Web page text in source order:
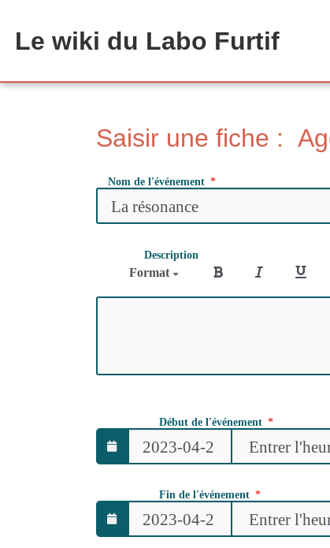
Le wiki du Labo Furtif
Saisir une fiche :
Nom de l'événement
Description
Format
Début de l'événement
Fin de l'événement